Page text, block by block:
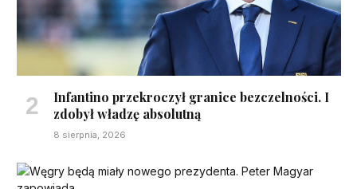
Infantino przekroczył granice bezczelności. I
zdobył władzę absolutną
8 sierpnia, 2026